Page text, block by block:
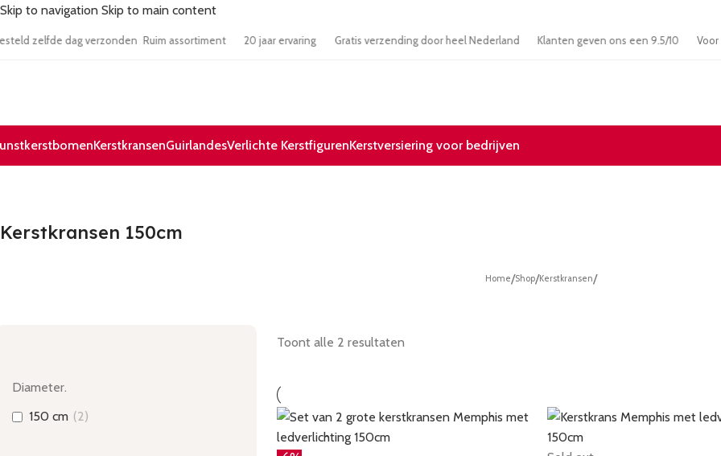
Skip to navigation Skip to main content
besteld zelfde dag verzonden Ruim assortiment 20 jaar ervaring Gratis verzending door heel Nederland Klanten geven ons een 9.5/10
KerstkransenGuirlandesVerlichte KerstfigurenKerstversiering voor bedrijven
Kerstkransen 150cm
Home/Shop/Kerstkransen/
Diameter.
150 cm (2)
Toont alle 2 resultaten